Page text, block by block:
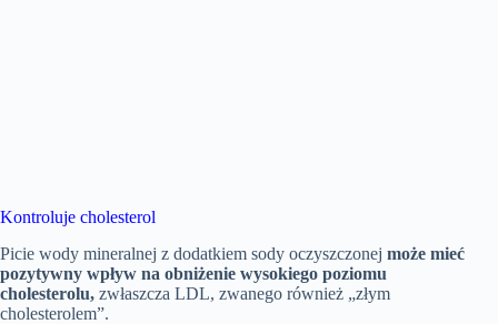
Kontroluje cholesterol
Picie wody mineralnej z dodatkiem sody oczyszczonej może mieć
pozytywny wpływ na obniżenie wysokiego poziomu
cholesterolu, zwłaszcza LDL, zwanego również „złym
cholesterolem”.